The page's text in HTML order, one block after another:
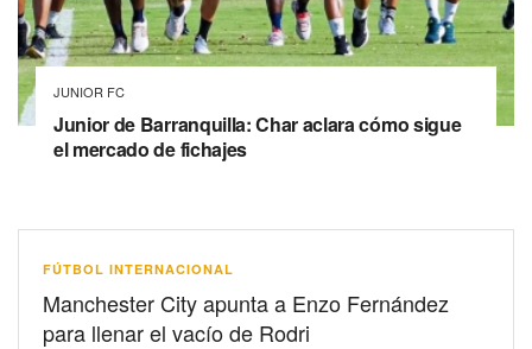
JUNIOR FC
Junior de Barranquilla: Char aclara cómo sigue
el mercado de fichajes
FÚTBOL INTERNACIONAL
Manchester City apunta a Enzo Fernández
para llenar el vacío de Rodri